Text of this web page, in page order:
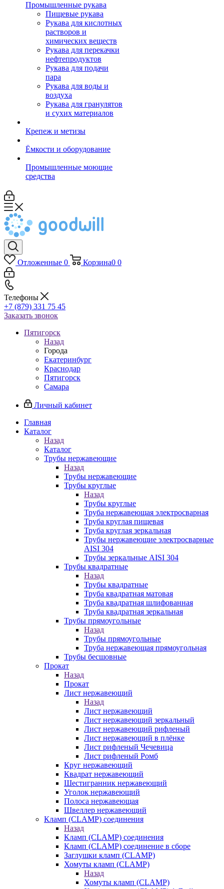
Промышленные рукава
Пищевые рукава
Рукава для кислотных
растворов и
химических веществ
Рукава для перекачки
нефтепродуктов
Рукава для подачи
пара
Рукава для воды и
воздуха
Рукава для гранулятов
и сухих материалов
Крепеж и метизы
Ёмкости и оборудование
Промышленные моющие
средства
Отложенные 0 Корзина0 0
Телефоны
+7 (879) 331 75 45
Заказать звонок
Пятигорск
Назад
Города
Екатеринбург
Краснодар
Пятигорск
Самара
Личный кабинет
Главная
Каталог
Назад
Каталог
Трубы нержавеющие
Назад
Трубы нержавеющие
Трубы круглые
Назад
Трубы круглые
Труба нержавеющая электросварная
Труба круглая пищевая
Труба круглая зеркальная
Трубы нержавеющие электросварные
AISI 304
Трубы зеркальные AISI 304
Трубы квадратные
Назад
Трубы квадратные
Труба квадратная матовая
Труба квадратная шлифованная
Труба квадратная зеркальная
Трубы прямоугольные
Назад
Трубы прямоугольные
Труба нержавеющая прямоугольная
Трубы бесшовные
Прокат
Назад
Прокат
Лист нержавеющий
Назад
Лист нержавеющий
Лист нержавеющий зеркальный
Лист нержавеющий рифленый
Лист нержавеющий в плёнке
Лист рифленый Чечевица
Лист рифленый Ромб
Круг нержавеющий
Квадрат нержавеющий
Шестигранник нержавеющий
Уголок нержавеющий
Полоса нержавеющая
Швеллер нержавеющий
Кламп (CLAMP) соединения
Назад
Кламп (CLAMP) соединения
Кламп (CLAMP) соединение в сборе
Заглушки кламп (CLAMP)
Хомуты кламп (CLAMP)
Назад
Хомуты кламп (CLAMP)